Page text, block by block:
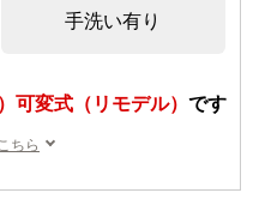
手洗い有り
可変式（リモデル） です
ちら